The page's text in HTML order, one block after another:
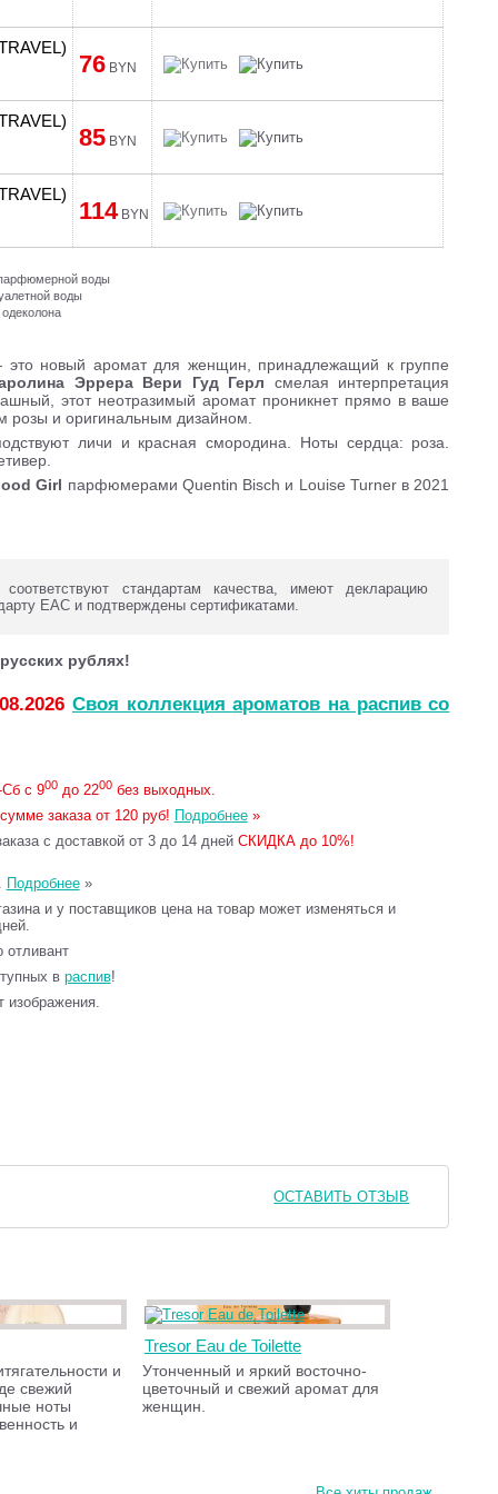
76 BYN
85 BYN
114 BYN
воды
воды
новый аромат для женщин, принадлежащий к группе
Эррера Вери Гуд Герл смелая интерпретация
этот неотразимый аромат проникнет прямо в ваше
розы и оригинальным дизайном.
личи и красная смородина. Ноты сердца: роза.
Girl парфюмерами Quentin Bisch и Louise Turner в 2021
стандартам качества, имеют декларацию
ЕАС и подтверждены сертификатами.
рублях!
Своя коллекция ароматов на распив со
с 900до 2200без выходных.
заказа от 120 руб! Подробнее»
с доставкой от 3 до 14 дней СКИДКА до 10%!
Подробнее»
и у поставщиков цена на товар может изменяться и
отливант
в распив!
изображения.
ОСТАВИТЬ ОТЗЫВ
и
свежий
ноты
и
Tresor Eau de Toilette
Утонченный и яркий восточно-
цветочный и свежий аромат для
женщин.